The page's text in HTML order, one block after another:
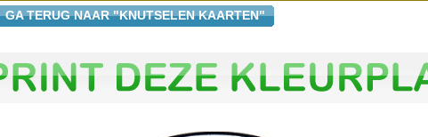
GA TERUG NAAR "KNUTSELEN KAARTEN"